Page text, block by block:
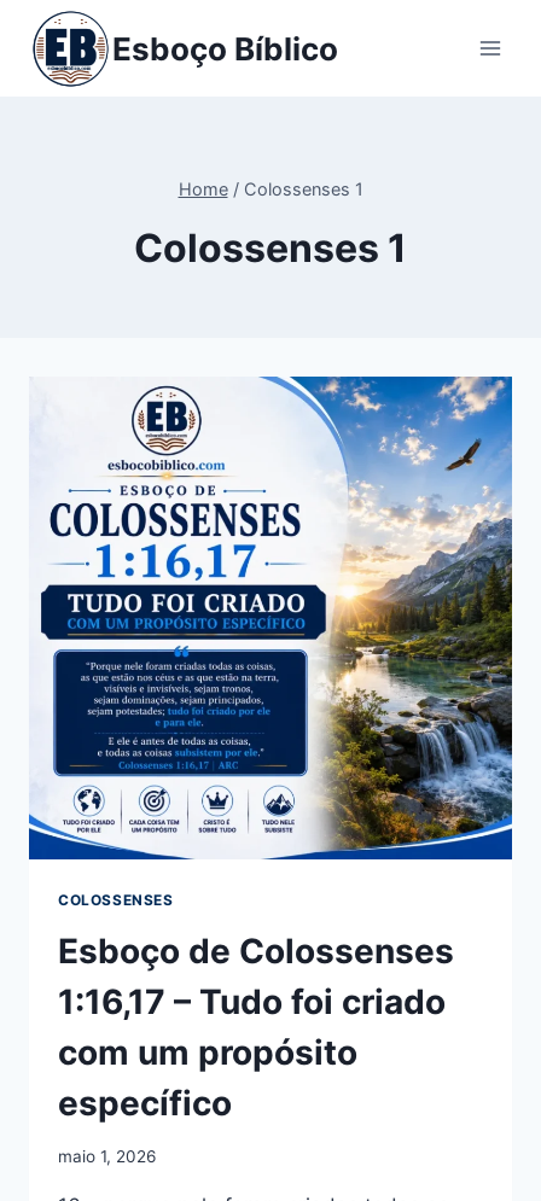
Pular
para
Esboço Bíblico
Home / Colossenses 1
Colossenses 1
COLOSSENSES
Esboço de Colossenses
1:16,17 – Tudo foi criado
com um propósito
específico
maio 1, 2026